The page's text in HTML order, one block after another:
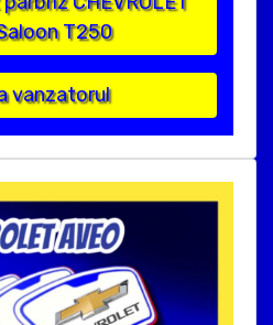
T250
vanzatorul